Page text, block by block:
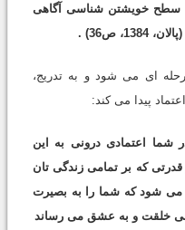
خویشتن شناسی آگاهی
(پالان، 1384، ص36) .
ای می شود و به تدریج،
پیدا می کند:
شما اعتمادی درونی به این
که بر تمامی زندگی تان
شود که شما را به بصیرت
خلقت و به عشق می رساند